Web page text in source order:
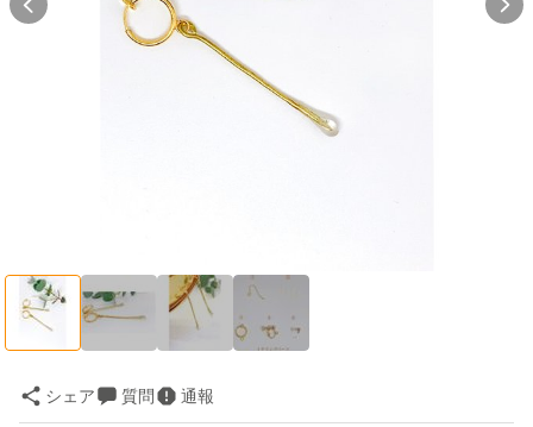
シェア 質問 通報